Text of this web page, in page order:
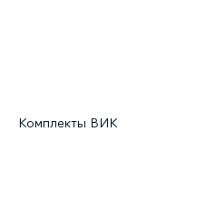
Комплекты ВИК